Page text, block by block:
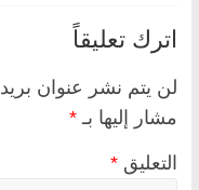
اترك تعليقاً
لن يتم نشر عنوان
مشار إليها بـ *
التعليق *